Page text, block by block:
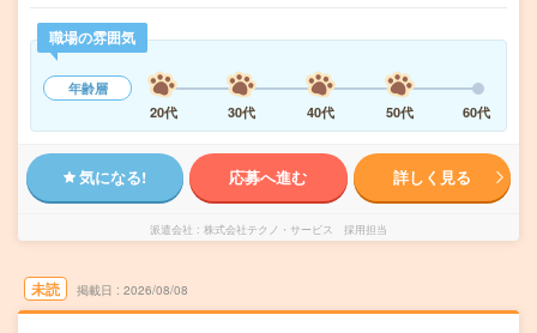
職場の雰囲気
年齢層
20代
30代 40代 50代 60代
気になる! 応募へ進む 詳しく見る
派遣会社 株式会社テクノ・サービス 採用担当
未読 掲載日 2026/08/08